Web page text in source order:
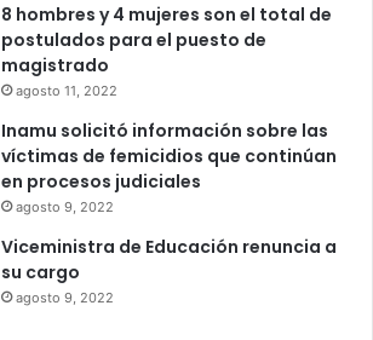
8 hombres y 4 mujeres son el total de
postulados para el puesto de
magistrado
agosto 11, 2022
Inamu solicitó información sobre las
víctimas de femicidios que continúan
en procesos judiciales
agosto 9, 2022
Viceministra de Educación renuncia a
su cargo
agosto 9, 2022